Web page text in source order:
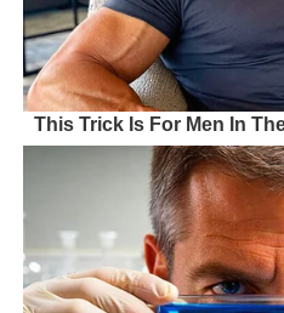
This Trick Is For Men In